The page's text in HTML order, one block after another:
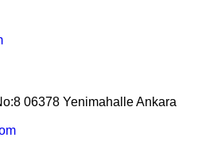
06378 Yenimahalle Ankara